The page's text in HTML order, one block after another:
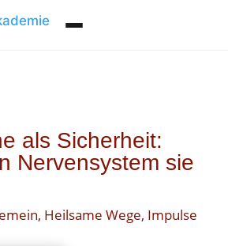
als Sicherheit:
Nervensystem sie
, Heilsame Wege, Impulse